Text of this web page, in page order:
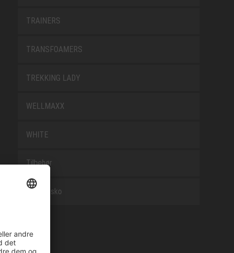
TRAINERS
TRANSFOAMERS
TREKKING LADY
WELLMAXX
WHITE
Tilbehør
Arbejdssko